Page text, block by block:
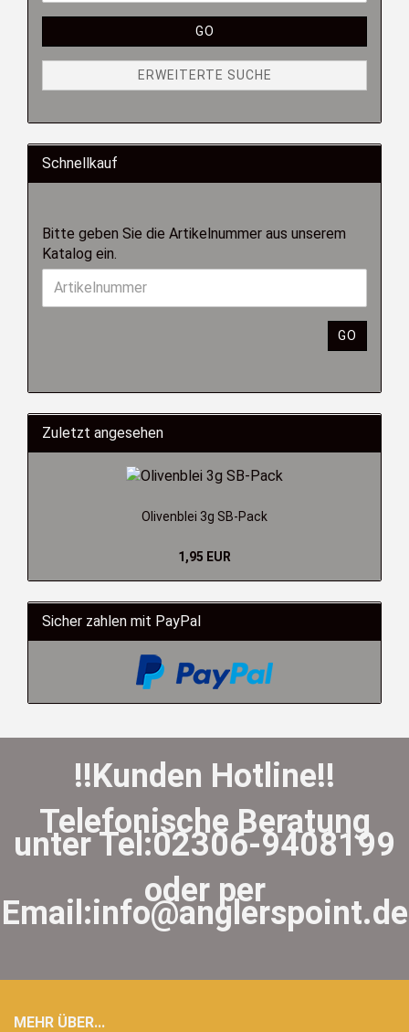
GO
ERWEITERTE SUCHE
Schnellkauf
Bitte geben Sie die Artikelnummer aus unserem
Katalog ein.
GO
Zuletzt angesehen
Olivenblei 3g SB-Pack
1,95 EUR
Sicher zahlen mit PayPal
!!Kunden Hotline!!
Telefonische Beratung
unter Tel:02306-9408199
oder per
Email:info@anglerspoint.de
MEHR ÜBER...